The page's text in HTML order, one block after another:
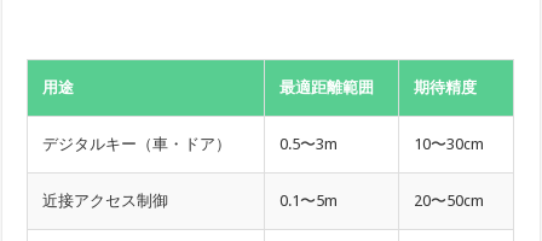
用途 最適距離範囲 期待精度
デジタルキー（車・ドア） 0.5〜3m 10〜30cm
近接アクセス制御 0.1〜5m 20〜50cm